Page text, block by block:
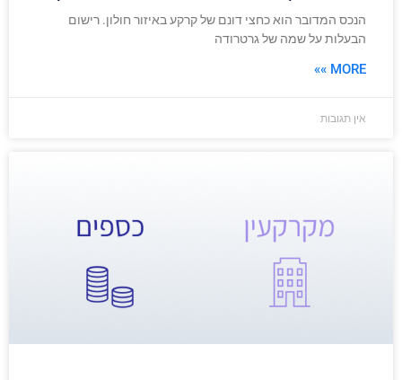
הנכס המדובר הוא כחצי דונם של קרקע באיזור חולון. רישום
הבעלות על שמה של גרטרודה
MORE »»
אין תגובות